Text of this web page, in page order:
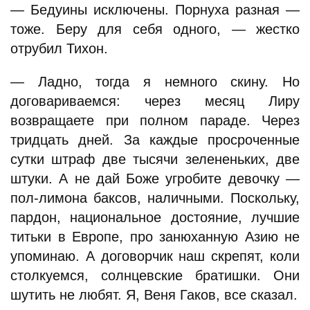
— Бедуины исключены. Порнуха разная —
тоже. Беру для себя одного, — жестко
отрубил Тихон.
— Ладно, тогда я немного скину. Но
договариваемся: через месяц Лиру
возвращаете при полном параде. Через
тридцать дней. За каждые просроченные
сутки штраф две тысячи зелененьких, две
штуки. А не дай Боже угробите девочку —
пол-лимона баксов, наличными. Поскольку,
пардон, национальное достояние, лучшие
титьки в Европе, про занюханную Азию не
упоминаю. А договорчик наш скрепят, коли
столкуемся, солнцевские братишки. Они
шутить не любят. Я, Веня Гаков, все сказал.